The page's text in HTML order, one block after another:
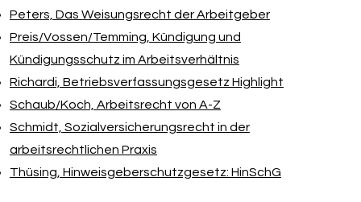
Peters, Das Weisungsrecht der Arbeitgeber
Preis/​Vossen/​Temming, Kündigung und
Kündigungsschutz im Arbeitsverhältnis
Richardi, Betriebsverfassungsgesetz Highlight
Schaub/​Koch, Arbeitsrecht von A-Z
Schmidt, Sozialversicherungsrecht in der
arbeitsrechtlichen Praxis
Thüsing, Hinweisgeberschutzgesetz: HinSchG